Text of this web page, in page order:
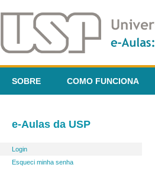
SOBRE COMO FUNCIONA
e-Aulas da USP
Login
Esqueci minha senha